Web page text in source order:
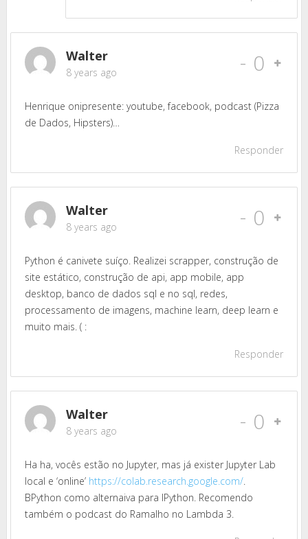
Walter
8 years ago - 0
Henrique onipresente: youtube, facebook, podcast (Pizza
de Dados, Hipsters)…
Responder
Walter
8 years ago - 0
Python é canivete suíço. Realizei scrapper, construção de
site estático, construção de api, app mobile, app
desktop, banco de dados sql e no sql, redes,
processamento de imagens, machine learn, deep learn e
muito mais. ( :
Responder
Walter
8 years ago - 0
Ha ha, vocês estão no Jupyter, mas já exister Jupyter Lab
local e ‘online’ https://colab.research.google.com/.
BPython como alternaiva para IPython. Recomendo
também o podcast do Ramalho no Lambda 3.